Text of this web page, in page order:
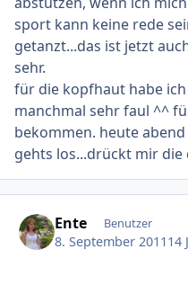
sport kann keine rede
getanzt...das ist jetzt
sehr.
für die kopfhaut habe
manchmal sehr faul ^^
bekommen. heute
gehts los...drückt mir die
Ente Benutzer
8. September 2011 14